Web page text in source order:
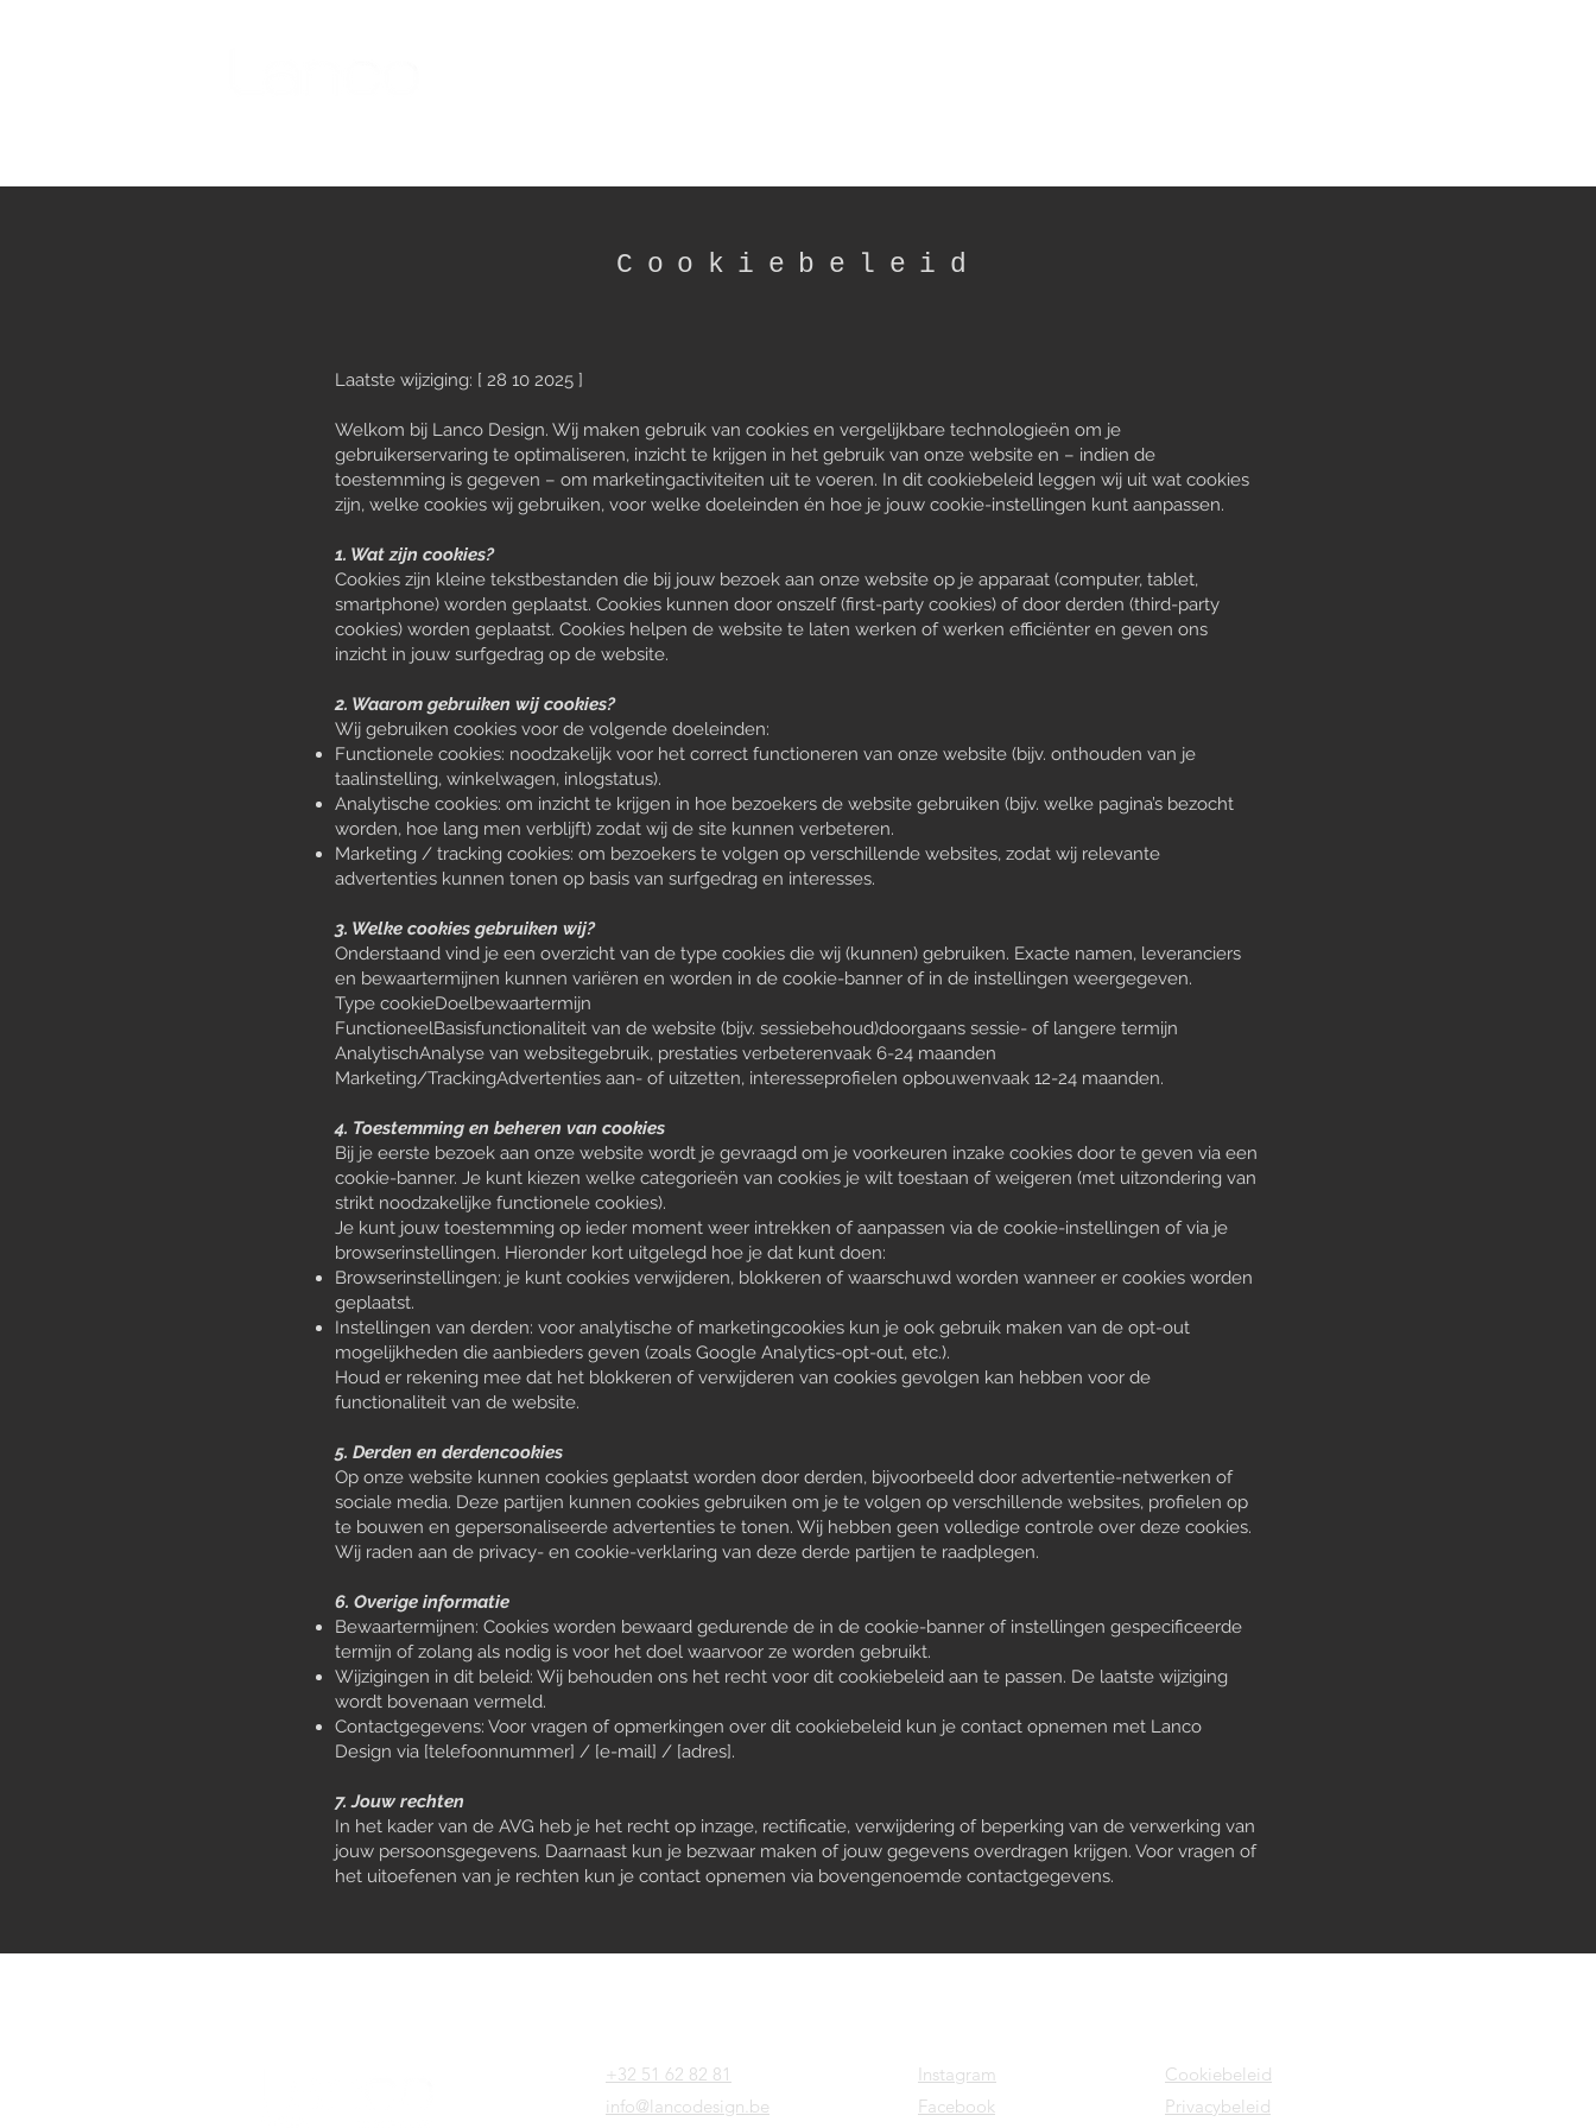
Cookiebeleid
Laatste wijziging: [ 28 10 2025 ]
Welkom bij Lanco Design. Wij maken gebruik van cookies en vergelijkbare technologieën om je
gebruikerservaring te optimaliseren, inzicht te krijgen in het gebruik van onze website en – indien de
toestemming is gegeven – om marketingactiviteiten uit te voeren. In dit cookiebeleid leggen wij uit wat cookies
zijn, welke cookies wij gebruiken, voor welke doeleinden én hoe je jouw cookie-instellingen kunt aanpassen.
1. Wat zijn cookies?
Cookies zijn kleine tekstbestanden die bij jouw bezoek aan onze website op je apparaat (computer, tablet,
smartphone) worden geplaatst. Cookies kunnen door onszelf (first-party cookies) of door derden (third-party
cookies) worden geplaatst. Cookies helpen de website te laten werken of werken efficiënter en geven ons
inzicht in jouw surfgedrag op de website.
2. Waarom gebruiken wij cookies?
Wij gebruiken cookies voor de volgende doeleinden:
Functionele cookies: noodzakelijk voor het correct functioneren van onze website (bijv. onthouden van je
taalinstelling, winkelwagen, inlogstatus).
Analytische cookies: om inzicht te krijgen in hoe bezoekers de website gebruiken (bijv. welke pagina’s bezocht
worden, hoe lang men verblijft) zodat wij de site kunnen verbeteren.
Marketing / tracking cookies: om bezoekers te volgen op verschillende websites, zodat wij relevante
advertenties kunnen tonen op basis van surfgedrag en interesses.
3. Welke cookies gebruiken wij?
Onderstaand vind je een overzicht van de type cookies die wij (kunnen) gebruiken. Exacte namen, leveranciers
en bewaartermijnen kunnen variëren en worden in de cookie-banner of in de instellingen weergegeven.
Type cookieDoelbewaartermijn
FunctioneelBasisfunctionaliteit van de website (bijv. sessiebehoud)doorgaans sessie- of langere termijn
AnalytischAnalyse van websitegebruik, prestaties verbeterenvaak 6-24 maanden
Marketing/TrackingAdvertenties aan- of uitzetten, interesseprofielen opbouwenvaak 12-24 maanden.
4. Toestemming en beheren van cookies
Bij je eerste bezoek aan onze website wordt je gevraagd om je voorkeuren inzake cookies door te geven via een
cookie-banner. Je kunt kiezen welke categorieën van cookies je wilt toestaan of weigeren (met uitzondering van
strikt noodzakelijke functionele cookies).
Je kunt jouw toestemming op ieder moment weer intrekken of aanpassen via de cookie-instellingen of via je
browserinstellingen. Hieronder kort uitgelegd hoe je dat kunt doen:
Browserinstellingen: je kunt cookies verwijderen, blokkeren of waarschuwd worden wanneer er cookies worden
geplaatst.
Instellingen van derden: voor analytische of marketingcookies kun je ook gebruik maken van de opt-out
mogelijkheden die aanbieders geven (zoals Google Analytics-opt-out, etc.).
Houd er rekening mee dat het blokkeren of verwijderen van cookies gevolgen kan hebben voor de
functionaliteit van de website.
5. Derden en derdencookies
Op onze website kunnen cookies geplaatst worden door derden, bijvoorbeeld door advertentie-netwerken of
sociale media. Deze partijen kunnen cookies gebruiken om je te volgen op verschillende websites, profielen op
te bouwen en gepersonaliseerde advertenties te tonen. Wij hebben geen volledige controle over deze cookies.
Wij raden aan de privacy- en cookie-verklaring van deze derde partijen te raadplegen.
6. Overige informatie
Bewaartermijnen: Cookies worden bewaard gedurende de in de cookie-banner of instellingen gespecificeerde
termijn of zolang als nodig is voor het doel waarvoor ze worden gebruikt.
Wijzigingen in dit beleid: Wij behouden ons het recht voor dit cookiebeleid aan te passen. De laatste wijziging
wordt bovenaan vermeld.
Contactgegevens: Voor vragen of opmerkingen over dit cookiebeleid kun je contact opnemen met Lanco
Design via [telefoonnummer] / [e-mail] / [adres].
7. Jouw rechten
In het kader van de AVG heb je het recht op inzage, rectificatie, verwijdering of beperking van de verwerking van
jouw persoonsgegevens. Daarnaast kun je bezwaar maken of jouw gegevens overdragen krijgen. Voor vragen of
het uitoefenen van je rechten kun je contact opnemen via bovengenoemde contactgegevens.
+32 51 62 82 81
info@lancodesign.be
Instagram
Facebook
Cookiebeleid
Privacybeleid